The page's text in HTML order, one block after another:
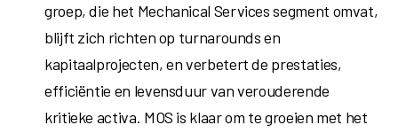
groep, die het Mechanical Services segment omvat,
blijft zich richten op turnarounds en
kapitaalprojecten, en verbetert de prestaties,
efficiëntie en levensduur van verouderende
kritieke activa. MOS is klaar om te groeien met het